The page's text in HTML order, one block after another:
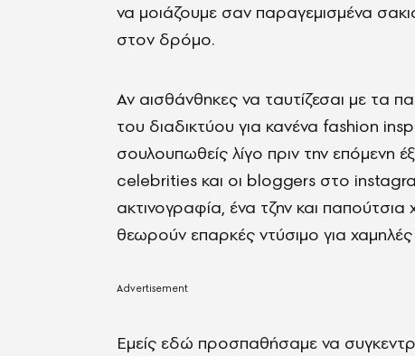
να μοιάζουμε σαν παραγεμισμένα
στον δρόμο.
Αν αισθάνθηκες να ταυτίζεσαι με τα
του διαδικτύου για κανένα fashion
σουλουπωθείς λίγο πριν την επόμενη
celebrities και οι bloggers στο
ακτινογραφία, ένα τζην και
θεωρούν επαρκές ντύσιμο για
Εμείς εδώ προσπαθήσαμε να